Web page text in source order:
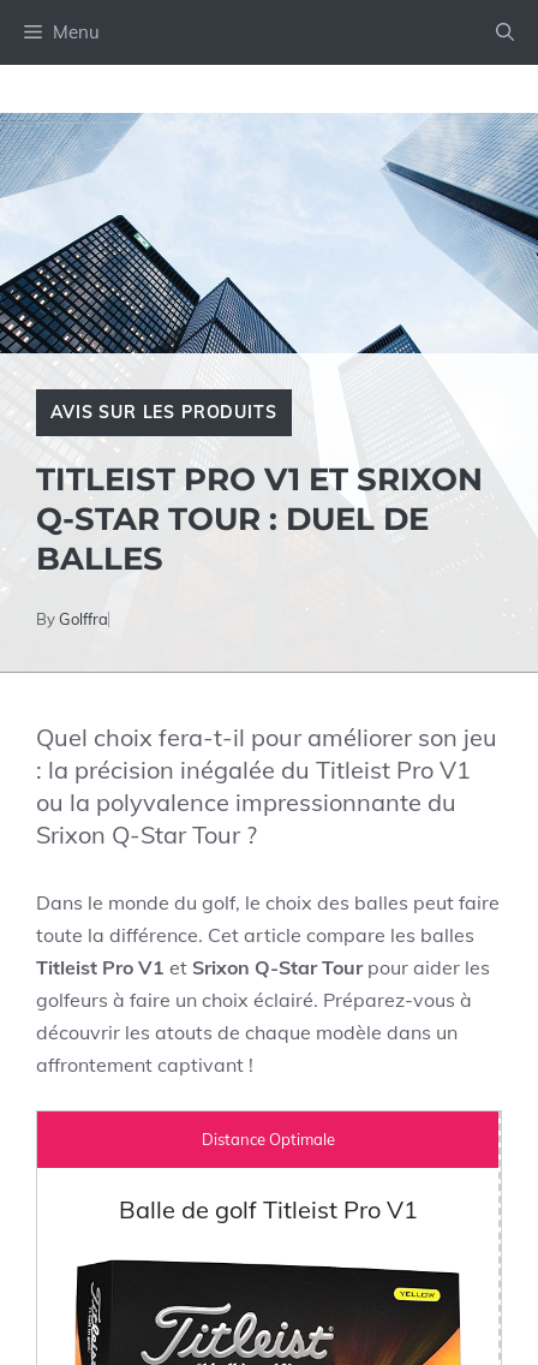
Menu
AVIS SUR LES PRODUITS
TITLEIST PRO V1 ET SRIXON
Q-STAR TOUR : DUEL DE
BALLES
ByGolffra
Quel choix fera-t-il pour améliorer son jeu
: la précision inégalée du Titleist Pro V1
ou la polyvalence impressionnante du
Srixon Q-Star Tour ?
Dans le monde du golf, le choix des balles peut faire
toute la différence. Cet article compare les balles
Titleist Pro V1 et Srixon Q-Star Tourpour aider les
golfeurs à faire un choix éclairé. Préparez-vous à
découvrir les atouts de chaque modèle dans un
affrontement captivant !
Distance Optimale
Balle de golf Titleist Pro V1